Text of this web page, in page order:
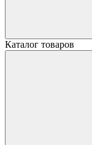
Каталог товаров